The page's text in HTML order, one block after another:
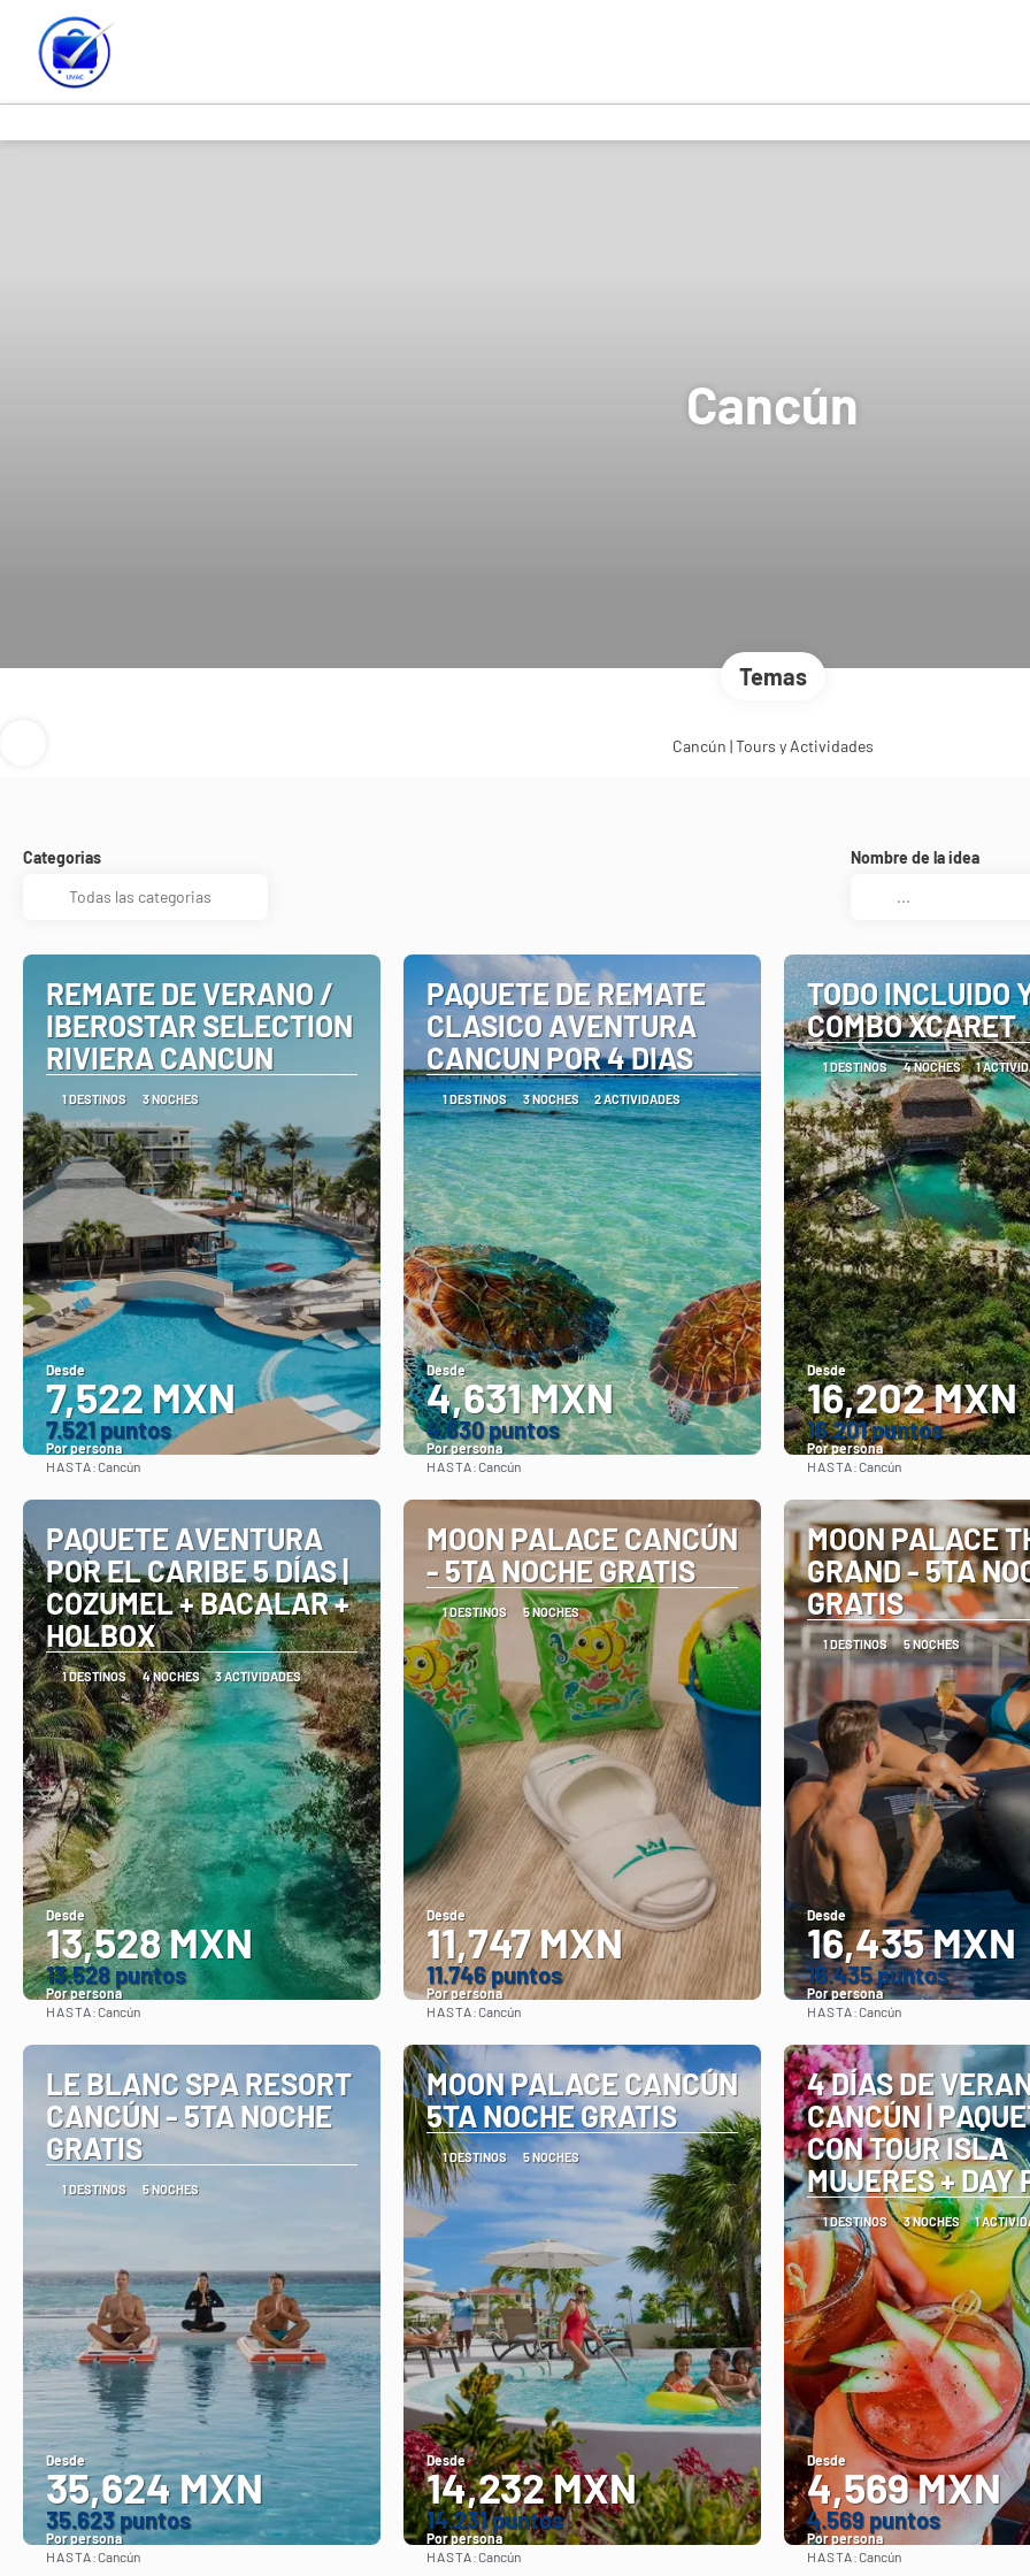
Cancún
Temas
Cancún | Tours y Actividades
Categorias Nombre de la idea
REMATE DE VERANO /
IBEROSTAR SELECTION
RIVIERA CANCUN
1 DESTINOS 3 NOCHES
Desde
7,522 MXN
7.521 puntos
Por persona
HASTA:Cancún
PAQUETE DE REMATE
CLASICO AVENTURA
CANCUN POR 4 DIAS
1 DESTINOS 3 NOCHES 2 ACTIVIDADES
Desde
4,631 MXN
4.630 puntos
Por persona
HASTA:Cancún
TODO INCLUIDO
COMBO XCARET
1 DESTINOS 4 NOCHES 1
Desde
16,202 MXN
16.201 puntos
Por persona
HASTA:Cancún
PAQUETE AVENTURA
POR EL CARIBE 5 DÍAS |
COZUMEL + BACALAR +
HOLBOX
1 DESTINOS 4 NOCHES 3 ACTIVIDADES
Desde
13,528 MXN
13.528 puntos
Por persona
HASTA:Cancún
MOON PALACE CANCÚN
- 5TA NOCHE GRATIS
1 DESTINOS 5 NOCHES
Desde
11,747 MXN
11.746 puntos
Por persona
HASTA:Cancún
MOON PALACE
GRAND - 5TA
GRATIS
1 DESTINOS 5 NOCHES
Desde
16,435 MXN
16.435 puntos
Por persona
HASTA:Cancún
LE BLANC SPA RESORT
CANCÚN - 5TA NOCHE
GRATIS
1 DESTINOS 5 NOCHES
Desde
35,624 MXN
35.623 puntos
Por persona
HASTA:Cancún
MOON PALACE CANCÚN
5TA NOCHE GRATIS
1 DESTINOS 5 NOCHES
Desde
14,232 MXN
14.231 puntos
Por persona
HASTA:Cancún
4 DÍAS DE
CANCÚN |
CON TOUR ISLA
MUJERES + DAY
1 DESTINOS 3 NOCHES 1
Desde
4,569 MXN
4.569 puntos
Por persona
HASTA:Cancún